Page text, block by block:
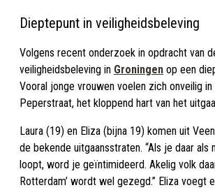
Dieptepunt in veiligheidsbeleving
Volgens recent onderzoek in opdracht van
veiligheidsbeleving in Groningen op een
Vooral jonge vrouwen voelen zich onveilig
Peperstraat, het kloppend hart van het
Laura (19) en Eliza (bijna 19) komen uit
de bekende uitgaansstraten. “Als je daar
loopt, word je geïntimideerd. Akelig volk
Rotterdam’ wordt wel gezegd.” Eliza voegt